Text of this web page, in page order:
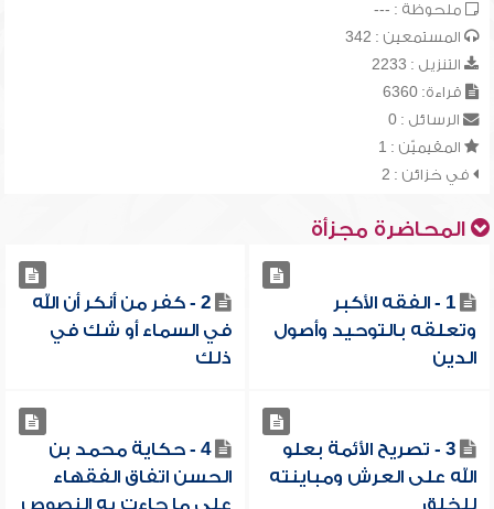
ملحوظة : ---
المستمعين : 342
التنزيل : 2233
قراءة: 6360
الرسائل : 0
المقيميّن : 1
في خزائن : 2
المحاضرة مجزأة
1 - الفقه الأكبر
وتعلقه بالتوحيد وأصول
الدين
2 - كفر من أنكر أن الله
في السماء أو شك في
ذلك
3 - تصريح الأئمة بعلو
الله على العرش ومباينته
للخلق
4 - حكاية محمد بن
الحسن اتفاق الفقهاء
على ما جاءت به النصوص